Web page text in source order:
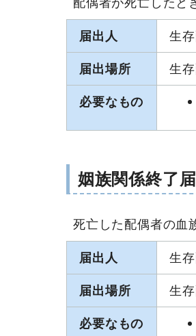
届出人 生
届出場所 生
必要なもの
姻族関係終了届
死亡した配偶者の血
届出人 生
届出場所 生
必要なもの